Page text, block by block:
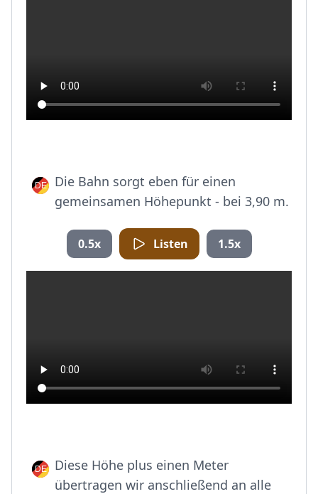
Die Bahn sorgt eben für einen
gemeinsamen Höhepunkt - bei 3,90 m.
0.5x Listen 1.5x
Diese Höhe plus einen Meter
übertragen wir anschließend an alle